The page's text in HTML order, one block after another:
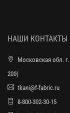
НАШИ КОНТАКТЫ
Московская обл.
200)
tkani@f-fabric.ru
8-800-302-30-15